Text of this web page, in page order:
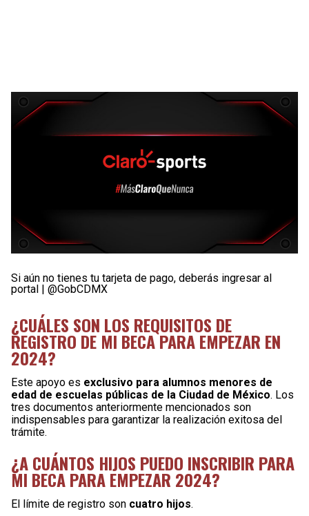
Si aún no tienes tu tarjeta de pago, deberás ingresar al
portal | @GobCDMX
¿CUÁLES SON LOS REQUISITOS DE
REGISTRO DE MI BECA PARA EMPEZAR EN
2024?
Este apoyo es exclusivo para alumnos menores de
edad de escuelas públicas de la Ciudad de México. Los
tres documentos anteriormente mencionados son
indispensables para garantizar la realización exitosa del
trámite.
¿A CUÁNTOS HIJOS PUEDO INSCRIBIR PARA
MI BECA PARA EMPEZAR 2024?
El límite de registro son cuatro hijos.